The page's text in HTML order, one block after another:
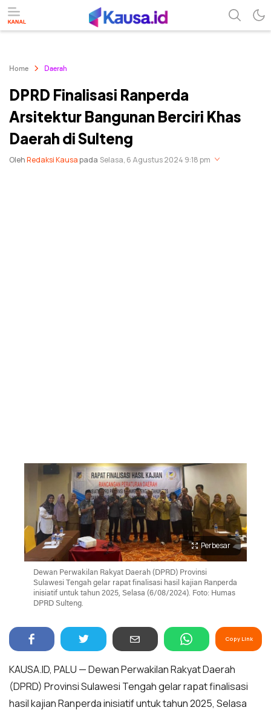
Home Daerah
DPRD Finalisasi Ranperda
Arsitektur Bangunan Berciri Khas
Daerah di Sulteng
OlehRedaksi Kausapada Selasa, 6 Agustus 2024 9:18 pm
Perbesar
Dewan Perwakilan Rakyat Daerah (DPRD) Provinsi
Sulawesi Tengah gelar rapat finalisasi hasil kajian Ranperda
inisiatif untuk tahun 2025, Selasa (6/08/2024). Foto: Humas
DPRD Sulteng.
Copy Link
KAUSA.ID, PALU — Dewan Perwakilan Rakyat Daerah
(DPRD) Provinsi Sulawesi Tengah gelar rapat finalisasi
hasil kajian Ranperda inisiatif untuk tahun 2025, Selasa